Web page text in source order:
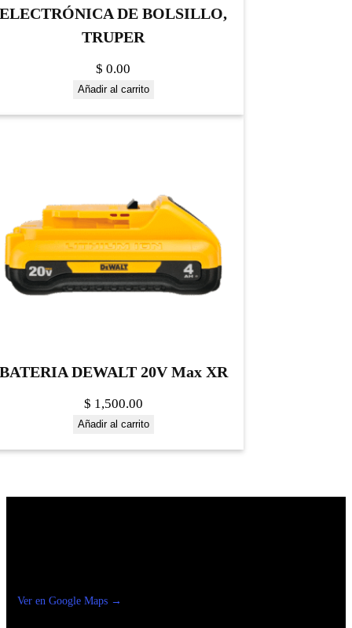
ELECTRÓNICA DE BOLSILLO,
TRUPER
$ 0.00
Añadir al carrito
DEWALT 20V Max XR
$ 1,500.00
Añadir al carrito
Ver en Google Maps →